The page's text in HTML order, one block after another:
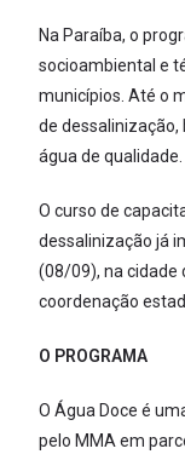
Na Paraíba, o
socioambiental e
municípios. Até o
de dessalinização,
água de qualidade.
O curso de
dessalinização já
(08/09), na cidade
coordenação
O PROGRAMA
O Água Doce é
pelo MMA em